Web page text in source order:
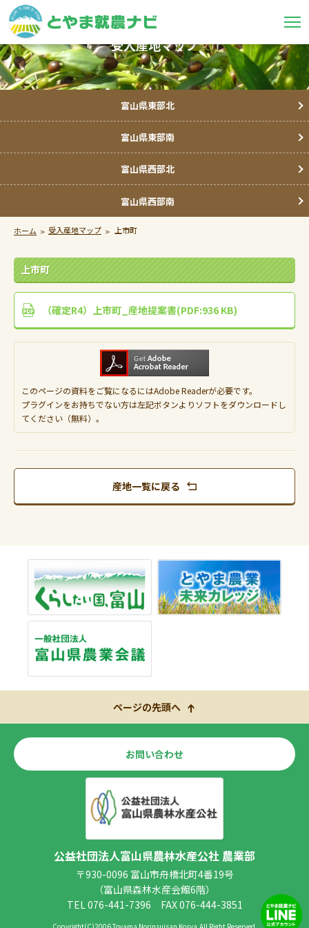
受入産地マップ
富山県東部北
富山県東部南
富山県西部北
富山県西部南
ホーム 受入産地マップ 上市町
上市町
（確定R4）上市町_産地提案書(PDF:936 KB)
このページの資料をご覧になるにはAdobe Readerが必要です。
プラグインをお持ちでない方は左記ボタンよりソフトをダウンロードし
てください（無料）。
産地一覧に戻る
ページの先頭へ
お問い合わせ
公益社団法人富山県農林水産公社 農業部
〒930-0096 富山市舟橋北町4番19号
（富山県森林水産会館6階）
TEL 076-441-7396 FAX 076-444-3851